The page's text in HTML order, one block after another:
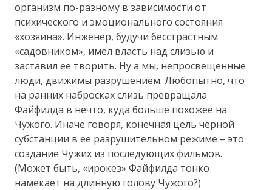
организм по-разному в зависимости от
психического и эмоционального состояния
«хозяина». Инженер, будучи бесстрастным
«садовником», имел власть над слизью и
заставил ее творить. Ну а мы, непросвещенные
люди, движимы разрушением. Любопытно, что
на ранних набросках слизь превращала
Файфилда в нечто, куда больше похожее на
Чужого. Иначе говоря, конечная цель черной
субстанции в ее разрушительном режиме – это
создание Чужих из последующих фильмов.
(Может быть, «ирокез» Файфилда тонко
намекает на длинную голову Чужого?)